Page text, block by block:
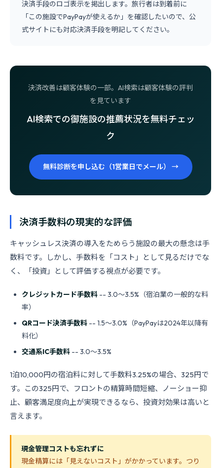
決済手段のロゴ表示を掲出します。旅行者は到着前に
「この施設でPayPayが使えるか」を確認したいので、公
式サイトにも対応決済手段を明記してください。
決済改善は顧客体験の一部。AI検索は顧客体験の評判
を見ています
AI検索での御施設の推薦状況を無料チェッ
ク
無料診断を申し込む（1営業日でメール） →
決済手数料の現実的な評価
キャッシュレス決済の導入をためらう施設の最大の懸念は手
数料です。しかし、手数料を「コスト」として見るだけでな
く、「投資」として評価する視点が必要です。
クレジットカード手数料 -- 3.0〜3.5%（宿泊業の一般的な料
率）
QRコード決済手数料 -- 1.5〜3.0%（PayPayは2024年以降有
料化）
交通系IC手数料 -- 3.0〜3.5%
1泊10,000円の宿泊料に対して手数料3.25%の場合、325円で
す。この325円で、フロントの精算時間短縮、ノーショー抑
止、顧客満足度向上が実現できるなら、投資対効果は高いと
言えます。
現金管理コストも忘れずに
現金精算には「見えないコスト」がかかっています。つり